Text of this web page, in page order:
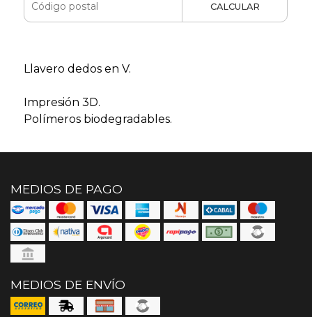
CALCULAR
Llavero dedos en V.
Impresión 3D.
Polímeros biodegradables.
MEDIOS DE PAGO
MEDIOS DE ENVÍO